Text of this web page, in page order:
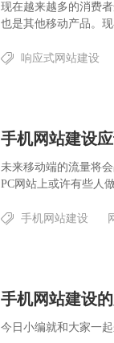
现在越来越多的消费
也是其他移动产品。
响应式网站建设
手机网站建设
未来移动端的流量将
PC网站上或许有些人
手机网站建设
手机网站建设
今日小编就和大家一